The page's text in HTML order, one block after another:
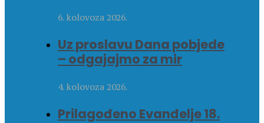
6. kolovoza 2026.
Uz proslavu Dana pobjede
– odgajajmo za mir
4. kolovoza 2026.
Prilagođeno Evanđelje 18.